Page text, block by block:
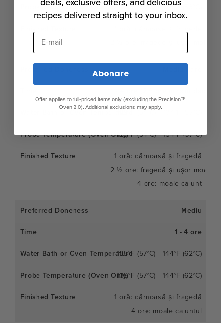
120°F (49°C) - 128°F (53°C)
1 oră: cărnoase și fragede
129°F (54°C) - 134°F (57°C)
129°F (54°C) - 134°F (57°C)
1 oră: cărnoasă și fragedă
2 ½ ore: fragedă și ușor moale
4 ore: moale ca unt
Mediu
1 - 4 ore
135°F (57°C) - 144°F (62°C)
135°F (57°C) - 144°F (62°C)
1 oră: cărnoasă și fragedă
4 ore: moale ca untul
recipes delivered straight to your inbox.
E-mail
Abonare
Offer applies to full-priced items only (excluding the Precision™
Oven 2.0). Additional exclusions may apply.